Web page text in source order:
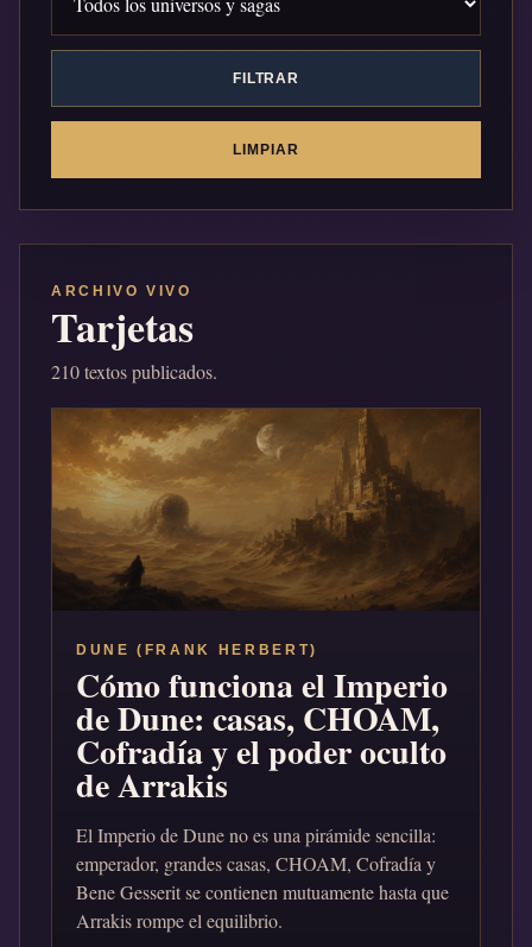
FILTRAR
LIMPIAR
ARCHIVO VIVO
Tarjetas
210 textos publicados.
DUNE (FRANK HERBERT)
Cómo funciona el Imperio
de Dune: casas, CHOAM,
Cofradía y el poder oculto
de Arrakis
El Imperio de Dune no es una pirámide sencilla:
emperador, grandes casas, CHOAM, Cofradía y
Bene Gesserit se contienen mutuamente hasta que
Arrakis rompe el equilibrio.